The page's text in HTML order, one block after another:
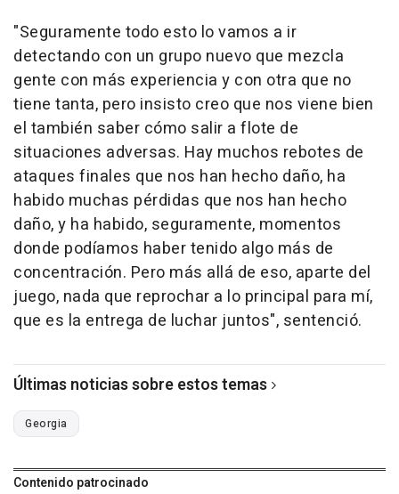
"Seguramente todo esto lo vamos a ir
detectando con un grupo nuevo que mezcla
gente con más experiencia y con otra que no
tiene tanta, pero insisto creo que nos viene bien
el también saber cómo salir a flote de
situaciones adversas. Hay muchos rebotes de
ataques finales que nos han hecho daño, ha
habido muchas pérdidas que nos han hecho
daño, y ha habido, seguramente, momentos
donde podíamos haber tenido algo más de
concentración. Pero más allá de eso, aparte del
juego, nada que reprochar a lo principal para mí,
que es la entrega de luchar juntos", sentenció.
Últimas noticias sobre estos temas
Georgia
Contenido patrocinado